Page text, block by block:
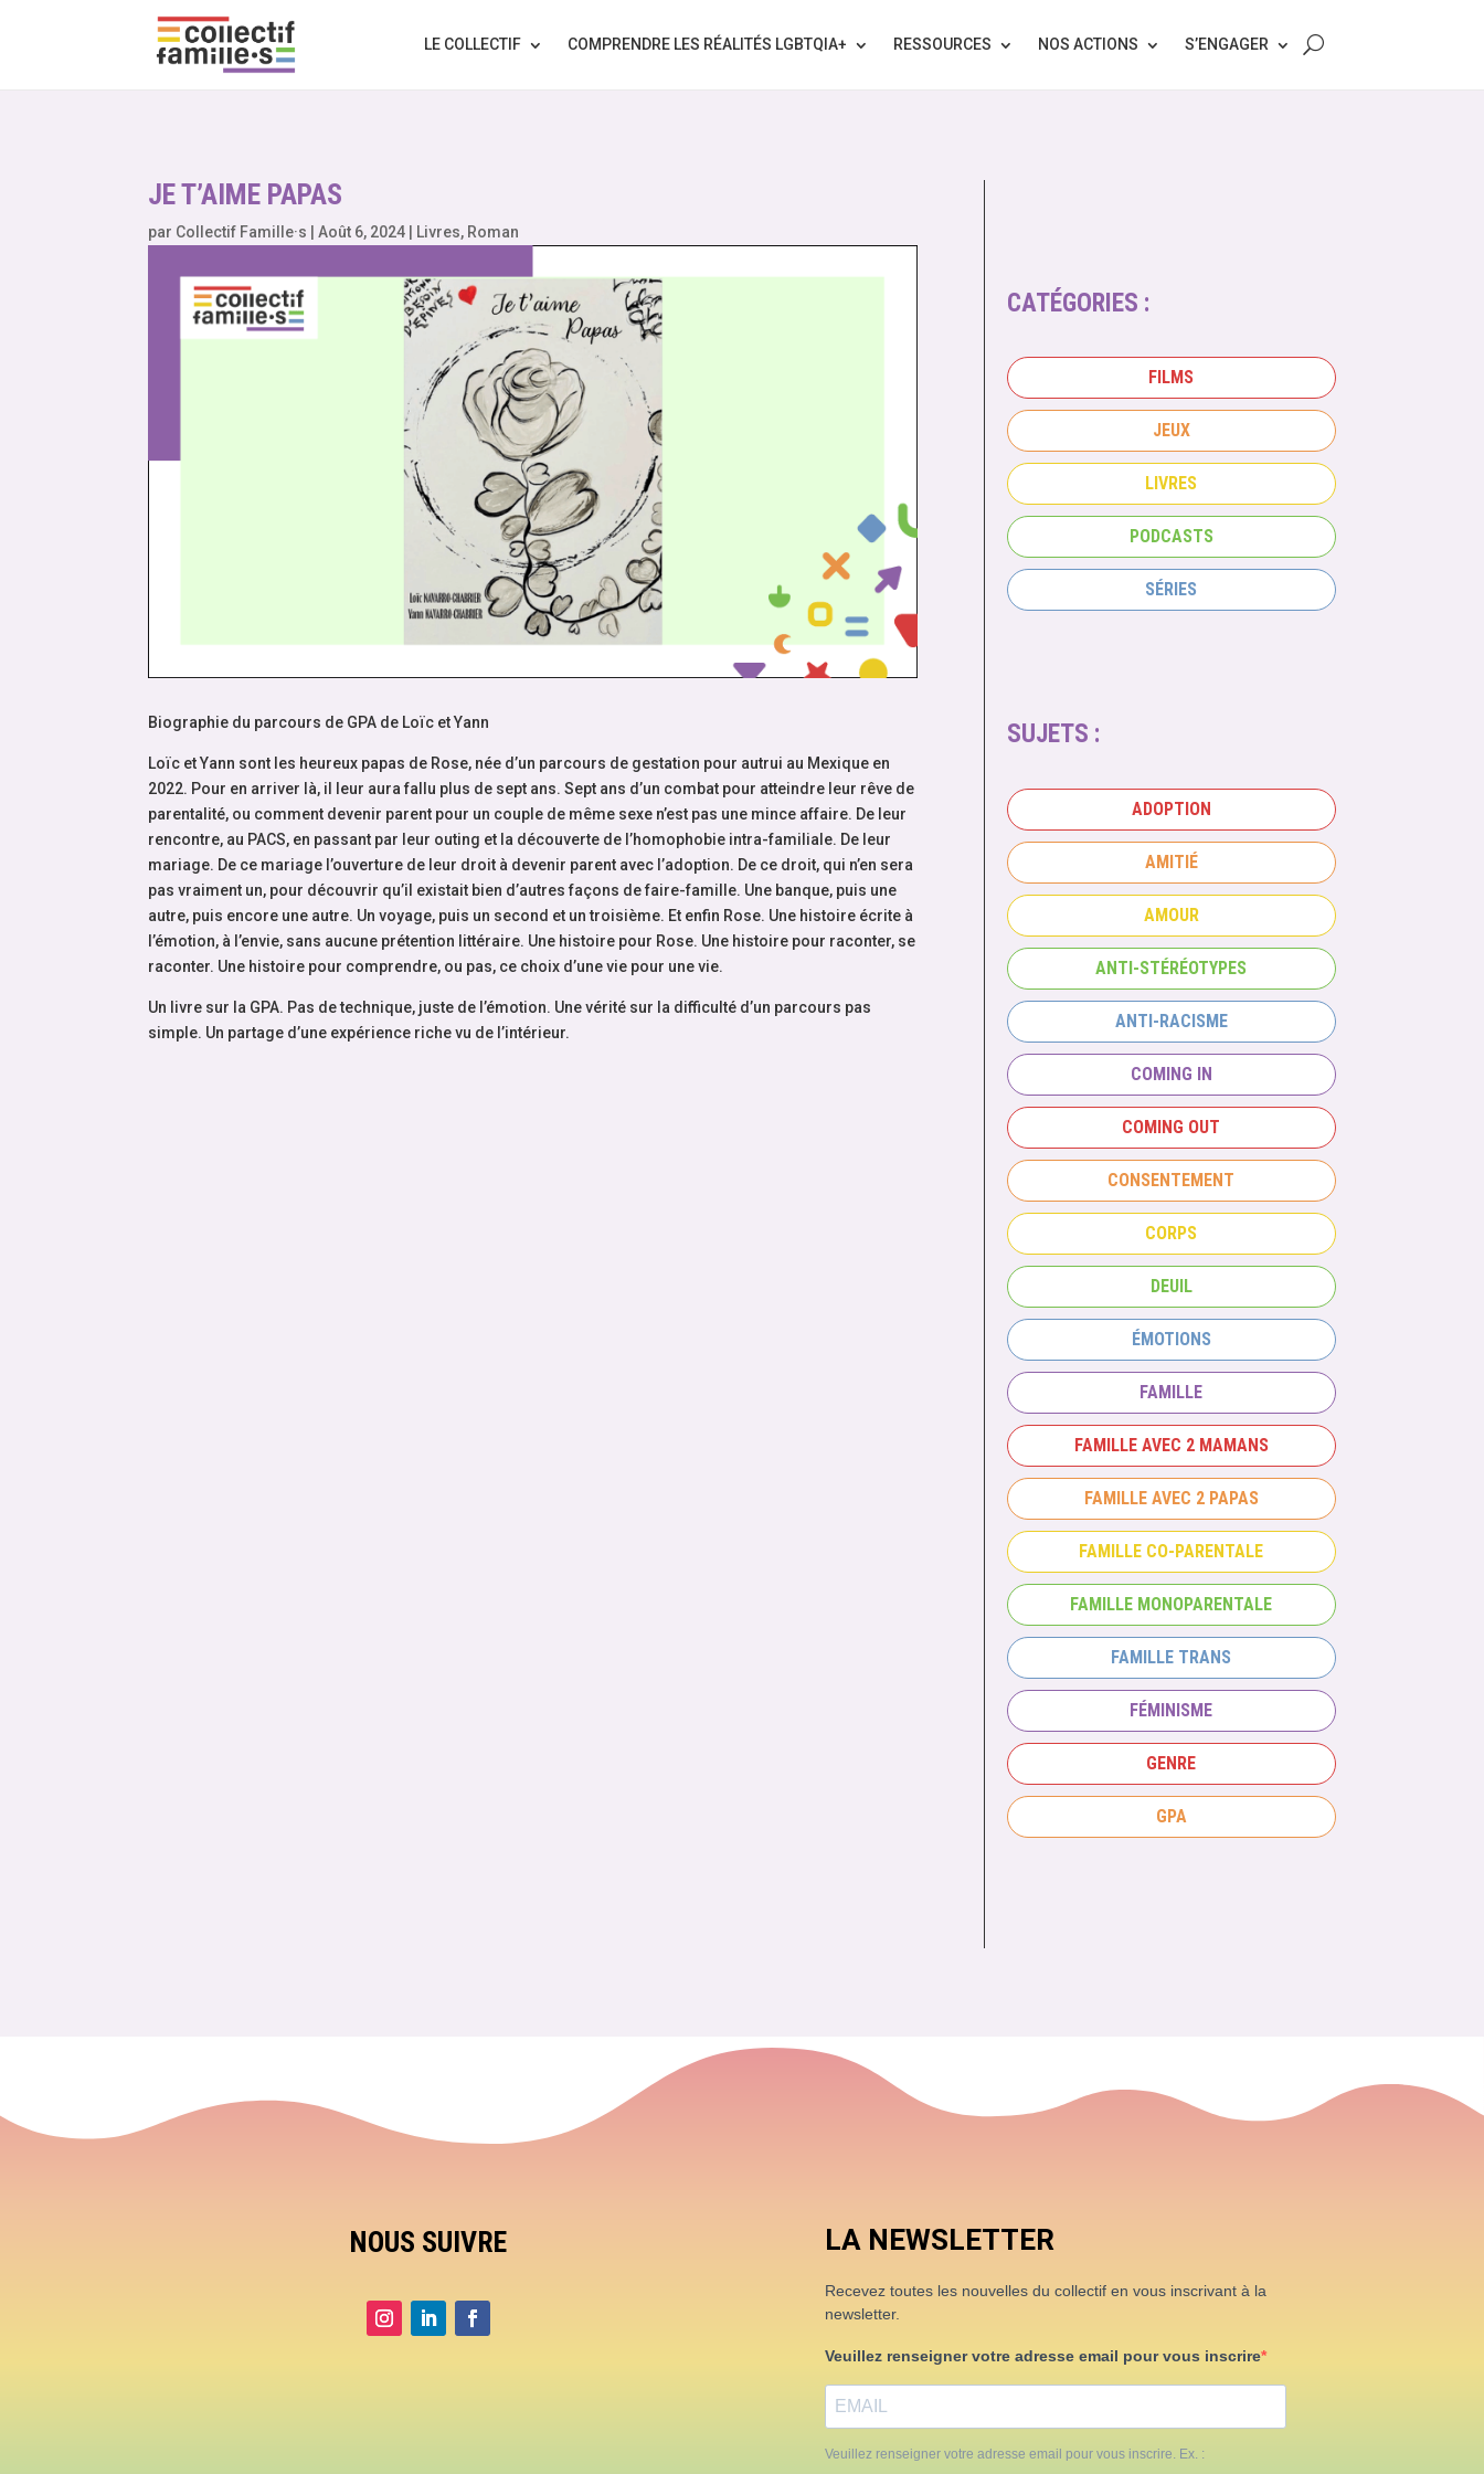
LE COLLECTIF COMPRENDRE LES RÉALITÉS LGBTQIA+ RESSOURCES NOS ACTIONS S’ENGAGER
JE T’AIME PAPAS
par Collectif Famille·s |Août 6, 2024 Livres, Roman
Biographie du parcours de GPA de Loïc et Yann
Loïc et Yann sont les heureux papas de Rose, née d’un parcours de gestation pour autrui au Mexique en
2022. Pour en arriver là, il leur aura fallu plus de sept ans. Sept ans d’un combat pour atteindre leur rêve de
parentalité, ou comment devenir parent pour un couple de même sexe n’est pas une mince affaire. De leur
rencontre, au PACS, en passant par leur outing et la découverte de l’homophobie intra-familiale. De leur
mariage. De ce mariage l’ouverture de leur droit à devenir parent avec l’adoption. De ce droit, qui n’en sera
pas vraiment un, pour découvrir qu’il existait bien d’autres façons de faire-famille. Une banque, puis une
autre, puis encore une autre. Un voyage, puis un second et un troisième. Et enfin Rose. Une histoire écrite à
l’émotion, à l’envie, sans aucune prétention littéraire. Une histoire pour Rose. Une histoire pour raconter, se
raconter. Une histoire pour comprendre, ou pas, ce choix d’une vie pour une vie.
Un livre sur la GPA. Pas de technique, juste de l’émotion. Une vérité sur la difficulté d’un parcours pas
simple. Un partage d’une expérience riche vu de l’intérieur.
CATÉGORIES :
FILMS
JEUX
LIVRES
PODCASTS
SÉRIES
SUJETS :
ADOPTION
AMITIÉ
AMOUR
ANTI-STÉRÉOTYPES
ANTI-RACISME
COMING IN
COMING OUT
CONSENTEMENT
CORPS
DEUIL
ÉMOTIONS
FAMILLE
FAMILLE AVEC 2 MAMANS
FAMILLE AVEC 2 PAPAS
FAMILLE CO-PARENTALE
FAMILLE MONOPARENTALE
FAMILLE TRANS
FÉMINISME
GENRE
GPA
NOUS SUIVRE LA NEWSLETTER
Recevez toutes les nouvelles du collectif en vous inscrivant à la
newsletter.
Veuillez renseigner votre adresse email pour vous inscrire
Veuillez renseigner votre adresse email pour vous inscrire. Ex. :